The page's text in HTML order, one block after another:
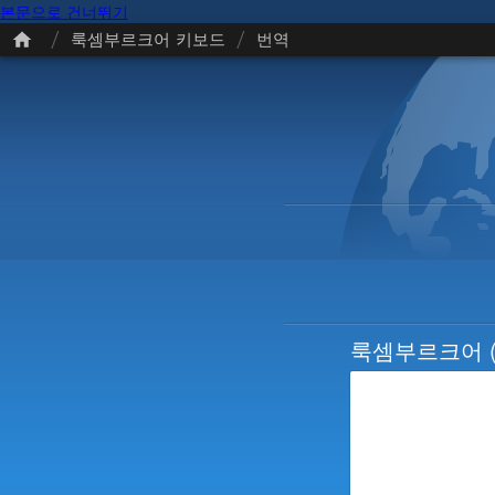
본문으로 건너뛰기
/ 룩셈부르크어 키보드 / 번역
룩셈부르크어